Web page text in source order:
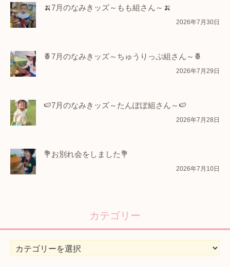
🍌7月のなみきッズ～もも組さん～🍌
2026年7月30日
🍍7月のなみきッズ～ちゅうりっぷ組さん～🍍
2026年7月29日
🍉7月のなみきッズ～たんぽぽ組さん～🍉
2026年7月28日
💐お別れ会をしました💐
2026年7月10日
カテゴリー
カ